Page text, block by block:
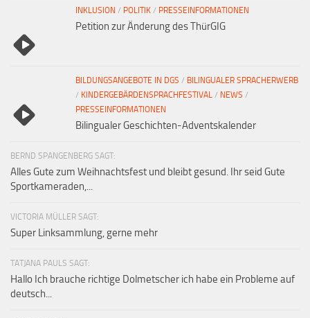
INKLUSION / POLITIK / PRESSEINFORMATIONEN
Petition zur Änderung des ThürGIG
BILDUNGSANGEBOTE IN DGS / BILINGUALER SPRACHERWERB
/ KINDERGEBÄRDENSPRACHFESTIVAL / NEWS /
PRESSEINFORMATIONEN
Bilingualer Geschichten-Adventskalender
BERND SPANGENBERG SAGT:
Alles Gute zum Weihnachtsfest und bleibt gesund. Ihr seid Gute
Sportkameraden,...
VICTORIA MÜLLER SAGT:
Super Linksammlung, gerne mehr
TATJANA PAULS SAGT:
Hallo Ich brauche richtige Dolmetscher ich habe ein Probleme auf
deutsch...